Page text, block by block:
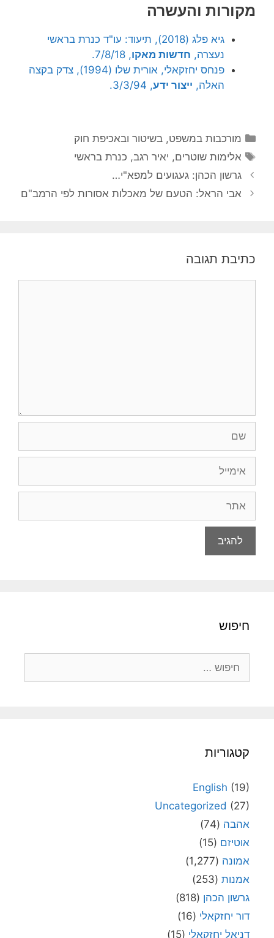
מקורות והעשרה
גיא פלג (2018), תיעוד: עו"ד כנרת בראשי
נעצרה, חדשות מאקו, 7/8/18.
פנחס יחזקאלי, אורית שלו (1994), צדק בקצה
האלה, ייצור ידע, 3/3/94.
קטגוריות
מורכבות במשפט, בשיטור ובאכיפת חוק
תגיות
אלימות שוטרים, יאיר רגב, כנרת בראשי
גרשון הכהן: געגועים למפא"י…
אבי הראל: הטעם של מאכלות אסורות לפי הרמב"ם
כתיבת תגובה
חיפוש
קטגוריות
English (19)
Uncategorized (27)
אהבה (74)
אוטיזם (15)
אמונה (1,277)
אמנות (253)
גרשון הכהן (818)
דור יחזקאלי (16)
דניאל יחזקאלי (15)